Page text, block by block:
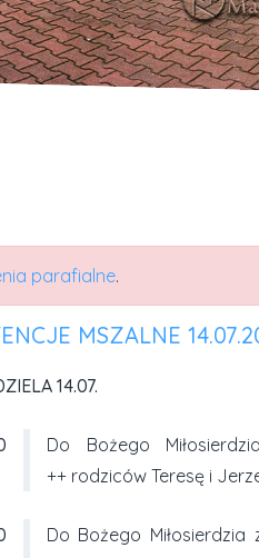
parafialne.
MSZALNE
14.07.
Do Bożego
++ rodziców Teresę i
Do Bożego